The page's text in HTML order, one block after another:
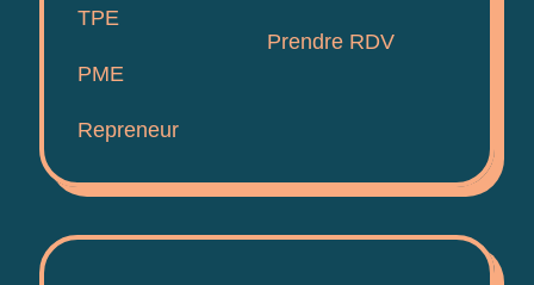
TPE
PME
Repreneur
Prendre RDV